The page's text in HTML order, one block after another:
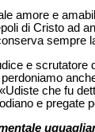
amore e
di Cristo ad
sempre
e scrutatore
che fu
e pregate